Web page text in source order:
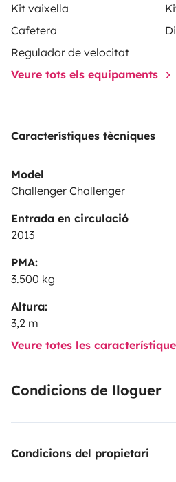
Kit vaixella
Cafetera
Regulador de velocitat
Veure tots els equipaments
Característiques tècniques
Model
Challenger Challenger
Entrada en circulació
2013
PMA:
3.500 kg
Altura:
3,2 m
Veure totes les
Condicions de lloguer
Condicions del propietari